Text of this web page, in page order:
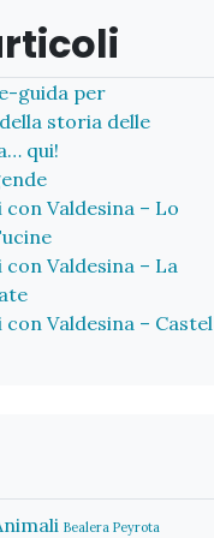
guida per
storia delle
qui!
Valdesina – Lo
Valdesina – La
Valdesina – Castel
Bealera Peyrota